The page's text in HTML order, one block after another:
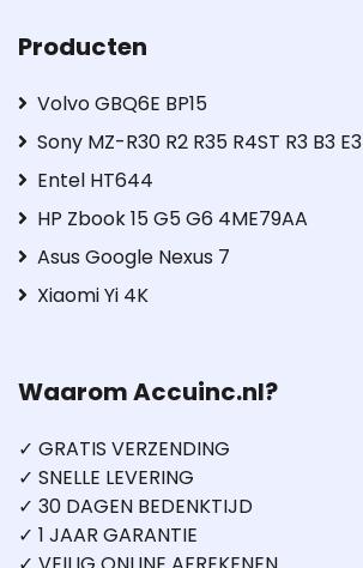
Producten
Volvo GBQ6E BP15
Sony MZ-R30 R2 R35 R4ST R3 B3 E3
Entel HT644
HP Zbook 15 G5 G6 4ME79AA
Asus Google Nexus 7
Xiaomi Yi 4K
Waarom Accuinc.nl?
✓ GRATIS VERZENDING
✓ SNELLE LEVERING
✓ 30 DAGEN BEDENKTIJD
✓ 1 JAAR GARANTIE